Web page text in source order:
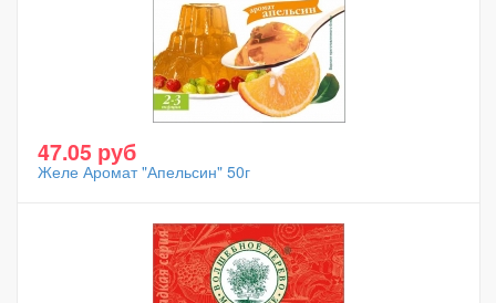
47.05 руб
Желе Аромат "Апельсин" 50г